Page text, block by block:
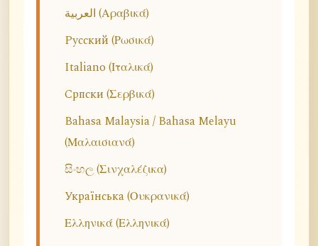
العربية (Αραβικά)
Русский (Ρωσικά)
Italiano (Ιταλικά)
Српски (Σερβικά)
Bahasa Malaysia / Bahasa Melayu
(Μαλαισιανά)
සිංහල (Σινχαλέζικα)
Українська (Ουκρανικά)
Ελληνικά (Ελληνικά)